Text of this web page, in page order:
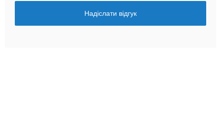
Надіслати відгук